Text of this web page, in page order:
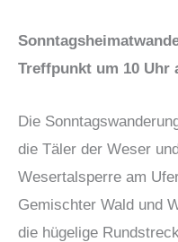
Treffpunkt um 10 Uhr
Die
die Täler der Weser
Wesertalsperre am
Gemischter Wald und
die hügelige